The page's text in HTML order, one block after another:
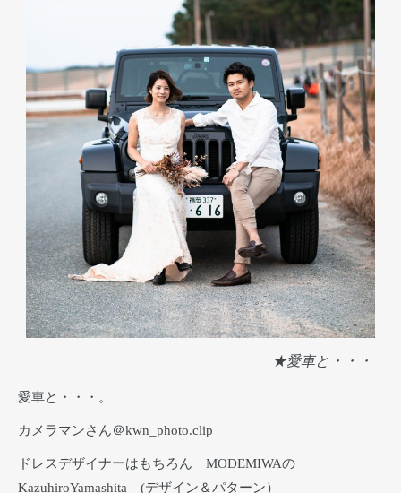
★愛車と・・・
愛車と・・・。
カメラマンさん＠kwn_photo.clip
ドレスデザイナーはもちろん MODEMIWAの
KazuhiroYamashita (デザイン＆パターン）